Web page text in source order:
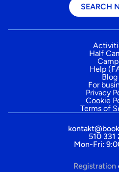
SEARCH
Half
Help
Blog
For
Privacy
Cookie
Terms of
510 331
Mon-Fri:
Registration